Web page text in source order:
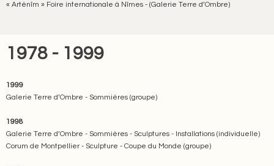
« Arténîm » Foire internationale à Nîmes - (Galerie Terre d’Ombre)
1978 - 1999
1999
Galerie Terre d’Ombre - Sommières (groupe)
1998
Galerie Terre d’Ombre - Sommières - Sculptures - Installations (individuelle)
Corum de Montpellier - Sculpture - Coupe du Monde (groupe)